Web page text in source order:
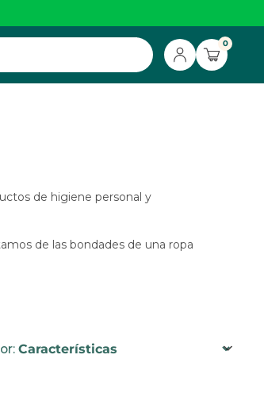
0
de higiene personal y
de las bondades de una ropa